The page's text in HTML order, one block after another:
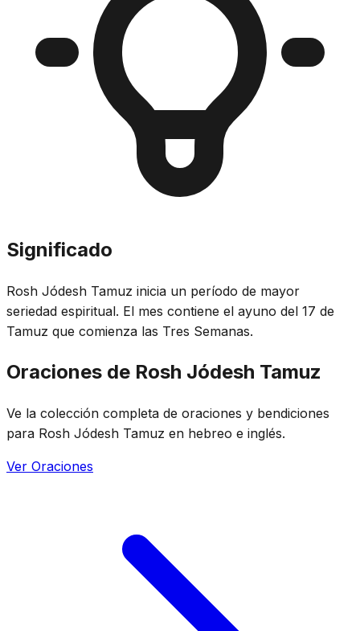
Significado
Rosh Jódesh Tamuz inicia un período de mayor
seriedad espiritual. El mes contiene el ayuno del 17 de
Tamuz que comienza las Tres Semanas.
Oraciones de Rosh Jódesh Tamuz
Ve la colección completa de oraciones y bendiciones
para Rosh Jódesh Tamuz en hebreo e inglés.
Ver Oraciones